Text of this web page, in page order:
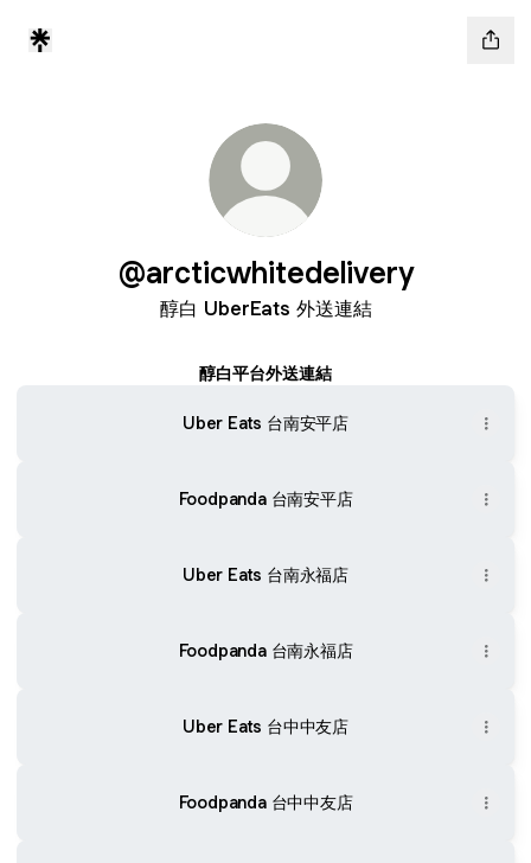
@arcticwhitedelivery
醇白 UberEats 外送連結
醇白平台外送連結
Uber Eats 台南安平店
Foodpanda 台南安平店
Uber Eats 台南永福店
Foodpanda 台南永福店
Uber Eats 台中中友店
Foodpanda 台中中友店